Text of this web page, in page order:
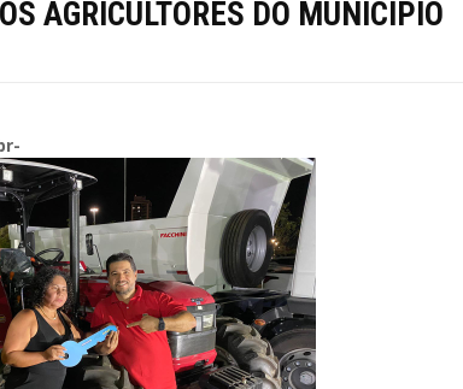
AGRICULTORES DO MUNICÍPIO